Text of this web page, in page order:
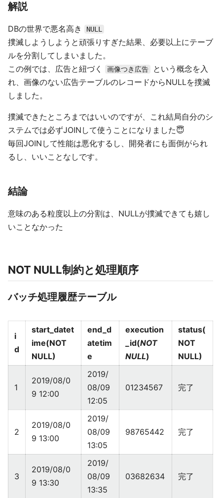
解説
DBの世界で悪名高き NULL
撲滅しようしようと頑張りすぎた結果、必要以上にテーブ
ルを分割してしまいました。
この例では、広告と紐づく
画像つき広告
という概念を入
れ、画像のない広告テーブルのレコードからNULLを撲滅
しました。
撲滅できたところまではいいのですが、これ結局自分のシ
ステムでは必ずJOINして使うことになりました😇
毎回JOINして性能は悪化するし、開発者にも面倒がられ
るし、いいことなしです。
結論
意味のある粒度以上の分割は、NULLが撲滅できても嬉し
いことなかった
NOT NULL制約と処理順序
バッチ処理履歴テーブル
i
d
start_datet
ime(NOT
NULL)
end_d
atetim
e
execution
_id(NOT
NULL)
status(
NOT
NULL)
1
2019/08/0
9 12:00
2019/
08/09
12:05
01234567 完了
2
2019/08/0
9 13:00
2019/
08/09
13:05
98765442 完了
3
2019/08/0
9 13:30
2019/
08/09
13:35
03682634 完了